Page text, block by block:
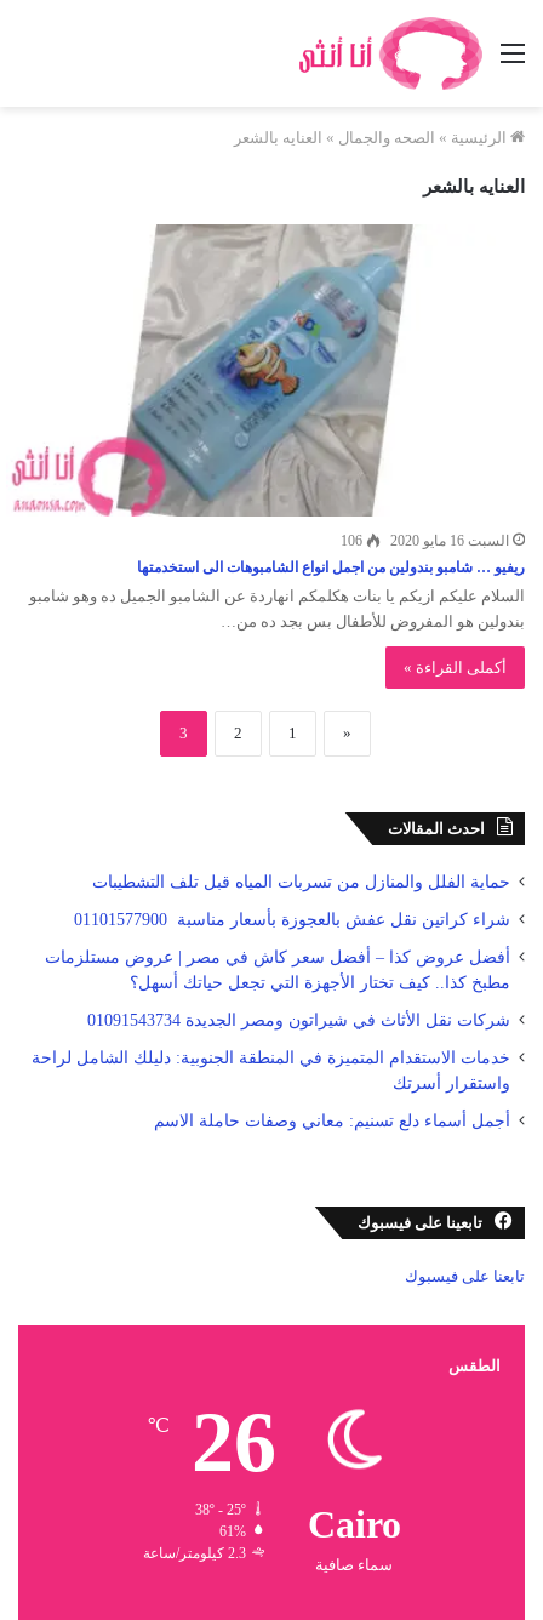
القائمة
الرئيسية » الصحه والجمال » العنايه بالشعر
العنايه بالشعر
السبت 16 مايو 2020
106
ريفيو … شامبو بندولين من اجمل انواع الشامبوهات الى استخدمتها
السلام عليكم ازيكم يا بنات هكلمكم انهاردة عن الشامبو الجميل ده وهو شامبو
بندولين هو المفروض للأطفال بس بجد ده من…
أكملى القراءة »
«
1
2
3
احدث المقالات
حماية الفلل والمنازل من تسربات المياه قبل تلف التشطيبات
شراء كراتين نقل عفش بالعجوزة بأسعار مناسبة 01101577900
أفضل عروض كذا – أفضل سعر كاش في مصر | عروض مستلزمات
مطبخ كذا.. كيف تختار الأجهزة التي تجعل حياتك أسهل؟
شركات نقل الأثاث في شيراتون ومصر الجديدة 01091543734
خدمات الاستقدام المتميزة في المنطقة الجنوبية: دليلك الشامل لراحة
واستقرار أسرتك
أجمل أسماء دلع تسنيم: معاني وصفات حاملة الاسم
تابعينا على فيسبوك
تابعنا على فيسبوك
الطقس
Cairo
سماء صافية
26
℃
38º - 25º
61%
2.3 كيلومتر/ساعة